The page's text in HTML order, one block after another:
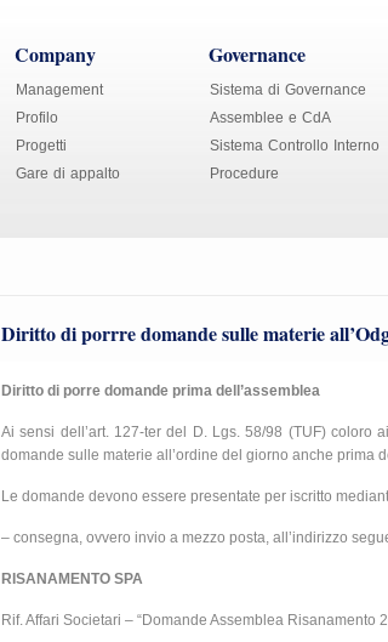
Company
Management
Profilo
Progetti
Gare di appalto
Governance
Sistema di Governance
Assemblee e CdA
Sistema Controllo Interno
Procedure
Diritto di porrre domande sulle materie
Diritto di porre domande prima dell’assemblea
Ai sensi dell’art. 127-ter del D. Lgs. 58/98 (TUF) coloro
domande sulle materie all’ordine del giorno anche prima
Le domande devono essere presentate per iscritto
– consegna, ovvero invio a mezzo posta, all’indirizzo
RISANAMENTO SPA
Rif. Affari Societari – “Domande Assemblea Risanamento